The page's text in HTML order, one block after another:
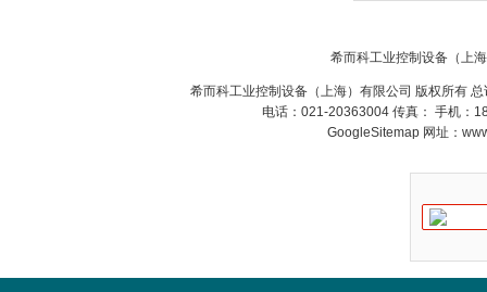
希而科工业控制设备（上
希而科工业控制设备（上海）有限公司 版权所有
电话：021-20363004 传真： 手机：
GoogleSitemap网址：